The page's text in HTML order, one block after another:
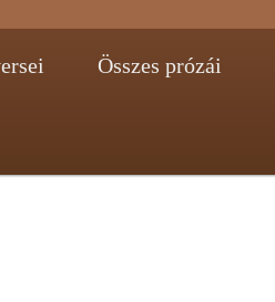
Összes prózái